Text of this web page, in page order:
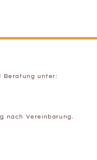
Beratung unter:
nach Vereinbarung.